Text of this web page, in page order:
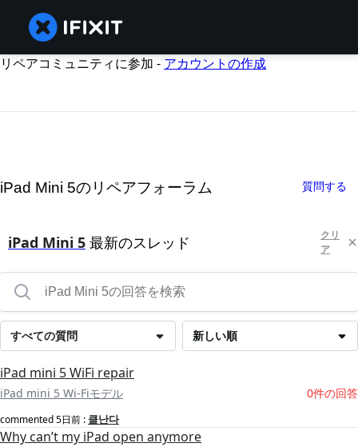
リペアコミュニティに参加 - アカウントの作成
iPad Mini 5のリペアフォーラム 質問する
iPad Mini 5 最新のスレッド
クリ
ア
新しい順
すべての質問
iPad mini 5 WiFi repair
iPad mini 5 Wi-Fiモデル 0件の回答
commented5日前 : 클난다
Why can’t my iPad open anymore